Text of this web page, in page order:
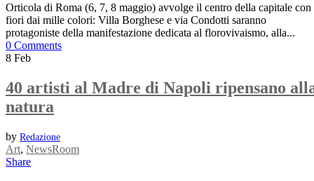
Orticola di Roma (6, 7, 8 maggio) avvolge il centro della capitale con
fiori dai mille colori: Villa Borghese e via Condotti saranno
protagoniste della manifestazione dedicata al florovivaismo, alla...
0 Comments
8 Feb
40 artisti al Madre di Napoli ripensano
natura
by Redazione
Art, NewsRoom
Share